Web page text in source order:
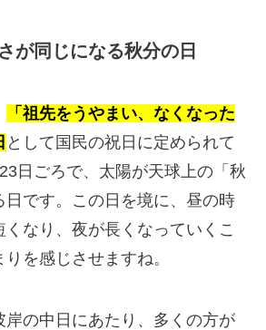
が同じになる秋分の日
「祖先をうやまい、なくなった
として国民の祝日に定められて
日ごろで、太陽が天球上の「秋
日です。この日を境に、昼の時
くなり、夜が長くなっていくこ
を感じさせますね。
岸の中日にあたり、多くの方が